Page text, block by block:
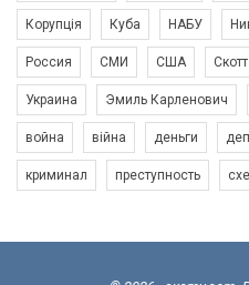
Корупція Куба НАБУ
Россия СМИ США
Украина Эмиль Карленович
война війна деньги
криминал преступность